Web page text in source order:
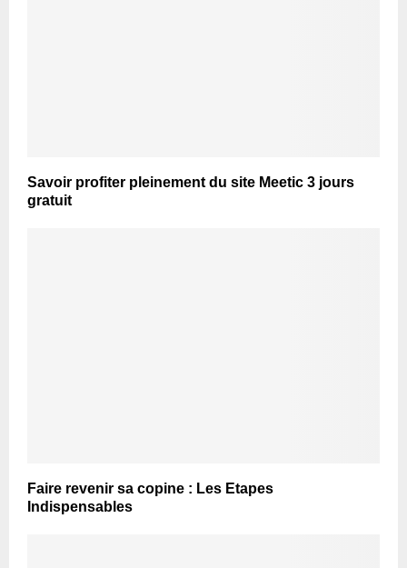
Savoir profiter pleinement du site Meetic 3 jours
gratuit
Faire revenir sa copine : Les Etapes
Indispensables